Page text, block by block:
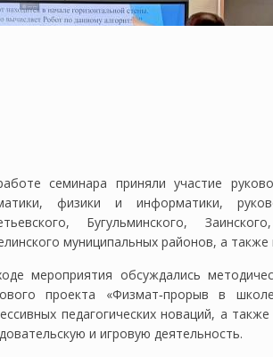
семинара приняли участие
физики и информатики,
Бугульминского,
муниципальных районов, а
мероприятия обсуждались
проекта «Физмат‑прорыв в
педагогических новаций, а
и игровую деятельность.